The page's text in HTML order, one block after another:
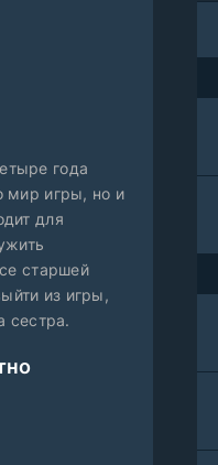
года
мир игры, но и
для
старшей
из игры,
сестра.